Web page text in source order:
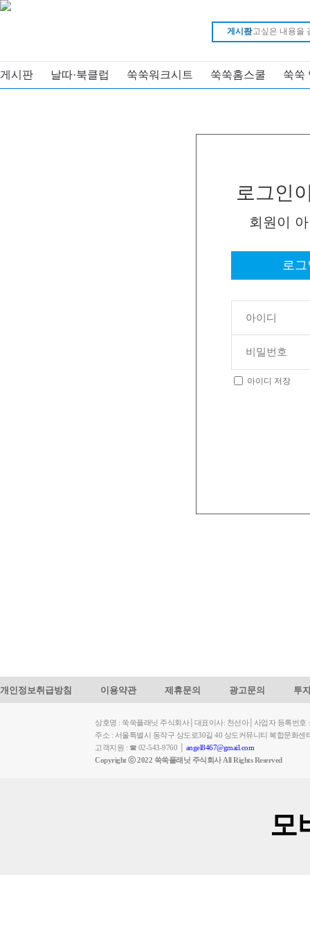
게시판
게시판 날따·북클럽 쑥쑥워크시트 쑥쑥홈스쿨 쑥쑥
로그인
회원이
로
아이디 저장
개인정보취급방침 이용약관 제휴문의 광고문의 투
상호명 : 쑥쑥플래닛 주식회사│대표이사: 천선아│사업자 등록번호
주소 : 서울특별시 동작구 상도로30길 40 상도커뮤니티 복합문화
고객지원 : ☎ 02-543-9760 │ angel8467@gmail.com
Copyright ⓒ 2022 쑥쑥플래닛 주식회사 All Rights Reserved
모